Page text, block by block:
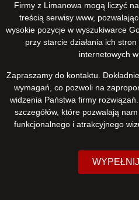
Firmy z Limanowa mogą liczyć
treścią serwisy www,
wysokie pozycje w wyszukiwarce
przy starcie działania ich
internetowych
Zapraszamy do kontaktu.
wymagań, co pozwoli na
widzenia Państwa firmy
szczegółów, które pozwalają
funkcjonalnego i atrakcyjnego